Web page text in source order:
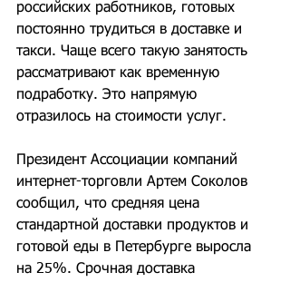
российских работников, готовых
постоянно трудиться в доставке и
такси. Чаще всего такую занятость
рассматривают как временную
подработку. Это напрямую
отразилось на стоимости услуг.
Президент Ассоциации компаний
интернет-торговли Артем Соколов
сообщил, что средняя цена
стандартной доставки продуктов и
готовой еды в Петербурге выросла
на 25%. Срочная доставка